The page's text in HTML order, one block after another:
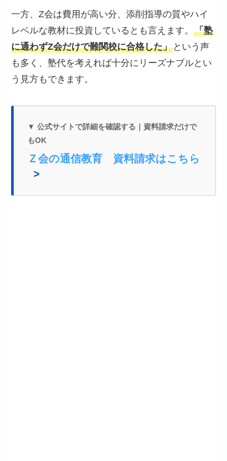
一方、Z会は費用が高い分、添削指導の質やハイ
レベルな教材に投資しているとも言えます。「塾
に通わずZ会だけで難関校に合格した」 という声
も多く、塾代を考えれば十分にリーズナブルとい
う見方もできます。
▼ 公式サイトで詳細を確認する｜資料請求だけで
もOK
Ｚ会の通信教育 資料請求はこちら
>